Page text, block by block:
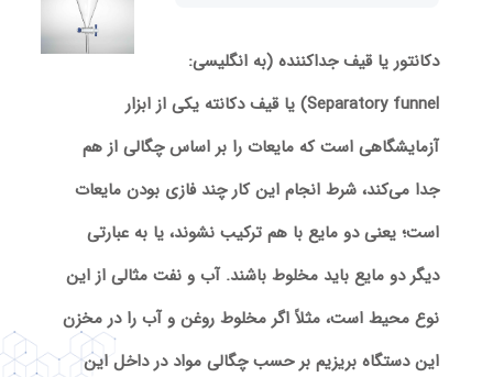
دکانتور یا قیف جداکننده (به انگلیسی:
Separatory funnel) یا قیف دکانته یکی از ابزار
آزمایشگاهی است که مایعات را بر اساس چگالی از هم
جدا می‌کند، شرط انجام این کار چند فازی بودن مایعات
است؛ یعنی دو مایع با هم ترکیب نشوند، یا به عبارتی
دیگر دو مایع باید مخلوط باشند. آب و نفت مثالی از این
نوع محیط است، مثلاً اگر مخلوط روغن و آب را در مخزن
این دستگاه بریزیم بر حسب چگالی مواد در داخل این